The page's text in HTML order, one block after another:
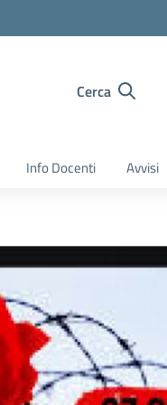
Cerca
Info Docenti Avvisi